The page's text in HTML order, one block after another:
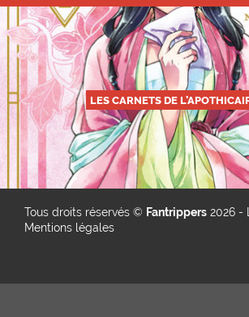
LES CARNETS DE
Tous droits réservés © Fantrippers 2026 -
Mentions légales